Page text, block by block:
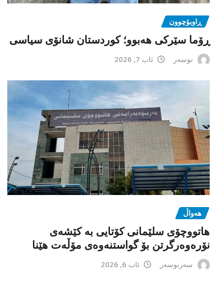
ڕاوبۆچوون
ڕۆما سێرکی هەبوو؛ کوردستان شانۆی سیاسی
نوسەر ئاب 7, 2026
هەواڵ
هاتووچۆی سلێمانی کۆتایی بە کێشەی
نۆرەوەرگرتن بۆ گواستنەوەی مۆڵەت هێنا
سەرنوسەر ئاب 6, 2026